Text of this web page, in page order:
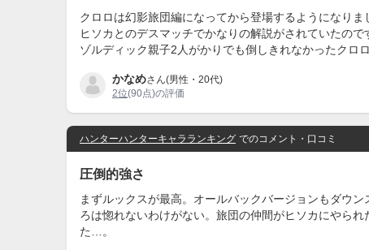
クロロは幻影旅団編になってから登場するようになり
ヒソカとのデスマッチでかなりの解説がされていたので
ゾルディック親子2人がかりでも倒しきれなかったクロ
かなめさん(男性・20代)
2位(90点)の評価
ハンターハンターキャラランキング でのコメント・口コミ
圧倒的強さ
まずルックスが最高。オールバックバージョンもダウ
ろは惚れないわけがない。旅団の仲間がヒソカにやら
た…。